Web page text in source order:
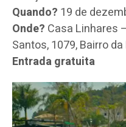
Quando? 19 de
Onde? Casa Linhares
Santos, 1079, Bairro
Entrada gratuita